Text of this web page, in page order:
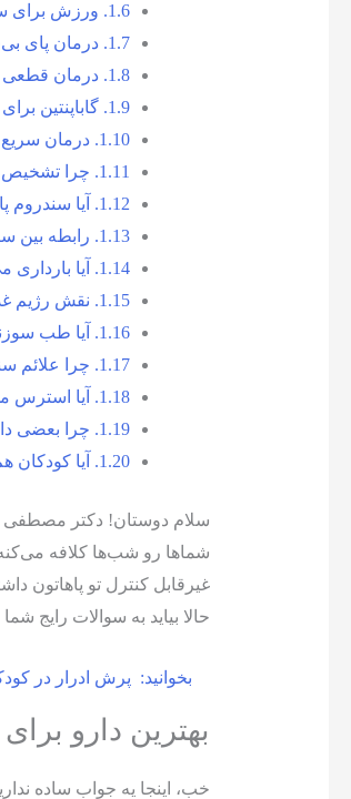
1.6. ورزش برای
1.7. درمان پای
1.8. درمان قطعی
1.9. گاباپنتین
1.10. درمان سریع
1.11. چرا تشخیص
1.12.
آیا سندروم
1.13. رابطه بین
1.14.
آیا
1.15. نقش رژیم
1.16.
آیا طب
1.17. چرا علائم
1.18.
آیا استرس
1.19. چرا بعضی
1.20.
آیا کودکان
سلام دوستان! دکتر مصطفی
شماها رو شب‌ها کلافه
غیرقابل کنترل تو پاهاتون
حالا بیاید به سوالات رایج
بخوانید: پرش ادرار در کودکان: ۹ راز عجیب
بهترین دارو
خب، اینجا یه جواب ساده